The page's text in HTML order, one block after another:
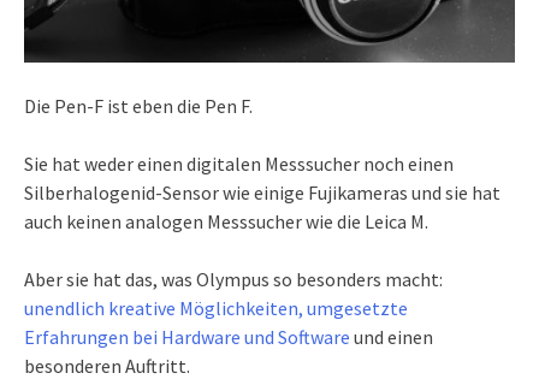
Die Pen-F ist eben die Pen F.
Sie hat weder einen digitalen Messsucher noch einen
Silberhalogenid-Sensor wie einige Fujikameras und sie hat
auch keinen analogen Messsucher wie die Leica M.
Aber sie hat das, was Olympus so besonders macht:
unendlich kreative Möglichkeiten, umgesetzte
Erfahrungen bei Hardware und Software und einen
besonderen Auftritt.